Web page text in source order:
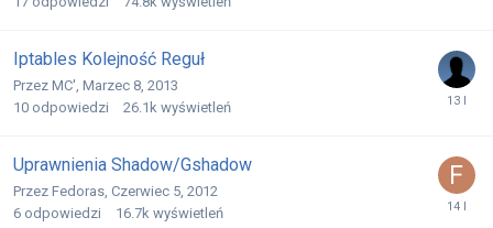
Iptables Kolejność Reguł
Przez MC' Marzec 8, 2013
10 odpowiedzi 26.1k wyświetleń
Uprawnienia Shadow/Gshadow
Przez Fedoras Czerwiec 5, 2012
6 odpowiedzi 16.7k wyświetleń